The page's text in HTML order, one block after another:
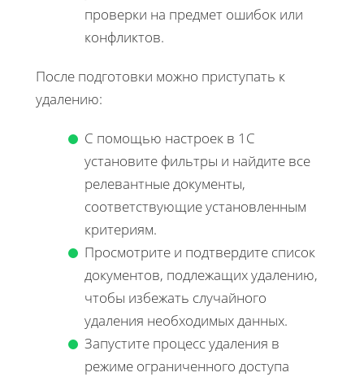
проверки на предмет ошибок или
конфликтов.
После подготовки можно приступать к
удалению:
С помощью настроек в 1C
установите фильтры и найдите все
релевантные документы,
соответствующие установленным
критериям.
Просмотрите и подтвердите список
документов, подлежащих удалению,
чтобы избежать случайного
удаления необходимых данных.
Запустите процесс удаления в
режиме ограниченного доступа